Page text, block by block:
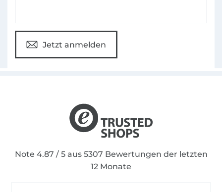
Jetzt anmelden
Note 4.87 / 5 aus 5307 Bewertungen der letzten
12 Monate